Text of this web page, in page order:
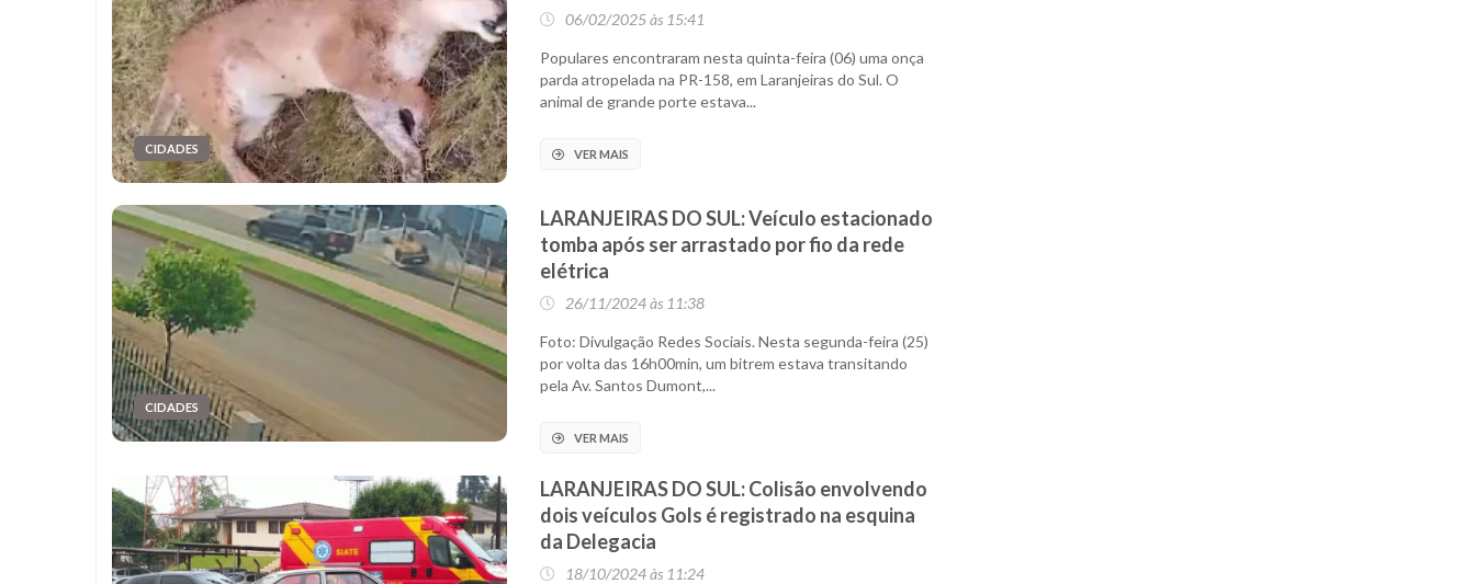
CIDADES
06/02/2025 às 15:41
Populares encontraram nesta quinta-feira (06) uma onça
parda atropelada na PR-158, em Laranjeiras do Sul. O
animal de grande porte estava...
VER MAIS
CIDADES
LARANJEIRAS DO SUL: Veículo estacionado
tomba após ser arrastado por fio da rede
elétrica
26/11/2024 às 11:38
Foto: Divulgação Redes Sociais. Nesta segunda-feira (25)
por volta das 16h00min, um bitrem estava transitando
pela Av. Santos Dumont,...
VER MAIS
LARANJEIRAS DO SUL: Colisão envolvendo
dois veículos Gols é registrado na esquina
da Delegacia
18/10/2024 às 11:24